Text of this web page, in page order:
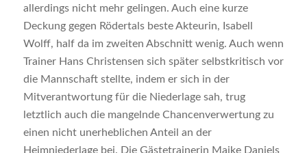
allerdings nicht mehr gelingen. Auch eine kurze
Deckung gegen Rödertals beste Akteurin, Isabell
Wolff, half da im zweiten Abschnitt wenig. Auch wenn
Trainer Hans Christensen sich später selbstkritisch vor
die Mannschaft stellte, indem er sich in der
Mitverantwortung für die Niederlage sah, trug
letztlich auch die mangelnde Chancenverwertung zu
einen nicht unerheblichen Anteil an der
Heimniederlage bei. Die Gästetrainerin Maike Daniels